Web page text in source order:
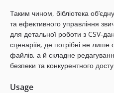
Таким чином, бібліотека
та ефективного управління
для детальної роботи з
сценаріїв, де потрібні не лише
файлів, а й складне
безпеки та конкурентного
Usage